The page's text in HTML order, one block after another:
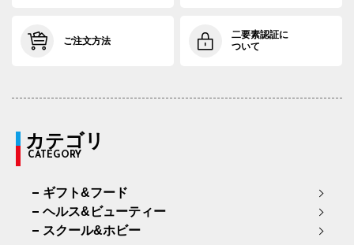
ご注文方法
二要素認証に
ついて
カテゴリ
CATEGORY
ギフト&フード
ヘルス&ビューティー
スクール&ホビー